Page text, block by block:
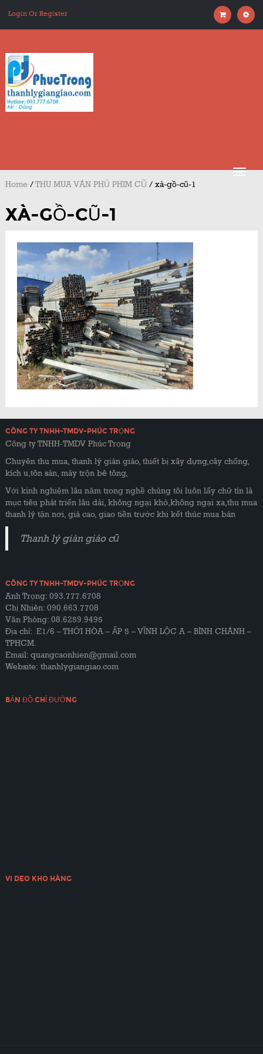
Login Or Register
Home /THU MUA VÁN PHỦ PHIM CŨ / xà-gồ-cũ-1
XÀ-GỒ-CŨ-1
CÔNG TY TNHH-TMDV-PHÚC TRỌNG
Công ty TNHH-TMDV Phúc Trọng
Chuyên thu mua, thanh lý giàn giáo, thiết bị xây dựng,cây chống,
kích u,tôn sàn, máy trộn bê tông,
Với kinh nghiệm lâu năm trong nghề chúng tôi luôn lấy chữ tín là
mục tiêu phát triển lâu dài, không ngại khó,không ngại xa,thu mua
thanh lý tận nơi, giá cao, giao tiền trước khi kết thúc mua bán
Thanh lý giàn giáo cũ
CÔNG TY TNHH-TMDV-PHÚC TRỌNG
Anh Trọng: 093.777.6708
Chị Nhiên: 090.663.7708
Văn Phòng: 08.6259.9495
Địa chỉ: E1/6 – THỚI HÒA – ẤP 5 – VĨNH LỘC A – BÌNH CHÁNH –
TPHCM.
Email: quangcaonhien@gmail.com
Website: thanhlygiangiao.com
BẢN ĐỒ CHỈ ĐƯỜNG
VI DEO KHO HÀNG